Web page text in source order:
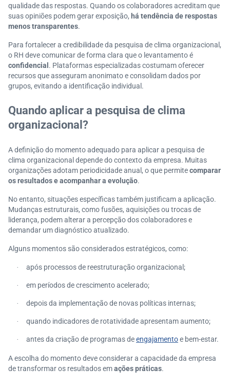
qualidade das respostas. Quando os colaboradores acreditam que
suas opiniões podem gerar exposição, há tendência de respostas
menos transparentes.
Para fortalecer a credibilidade da pesquisa de clima organizacional,
o RH deve comunicar de forma clara que o levantamento é
confidencial . Plataformas especializadas costumam oferecer
recursos que asseguram anonimato e consolidam dados por
grupos, evitando a identificação individual.
Quando aplicar a pesquisa de clima
organizacional?
A definição do momento adequado para aplicar a pesquisa de
clima organizacional depende do contexto da empresa. Muitas
organizações adotam periodicidade anual, o que permitecomparar
os resultados e acompanhar a evolução.
No entanto, situações específicas também justificam a aplicação.
Mudanças estruturais, como fusões, aquisições ou trocas de
liderança, podem alterar a percepção dos colaboradores e
demandar um diagnóstico atualizado.
Alguns momentos são considerados estratégicos, como:
· após processos de reestruturação organizacional;
· em períodos de crescimento acelerado;
· depois da implementação de novas políticas internas;
· quando indicadores de rotatividade apresentam aumento;
· antes da criação de programas deengajamentoe bem-estar.
A escolha do momento deve considerar a capacidade da empresa
de transformar os resultados emações práticas.